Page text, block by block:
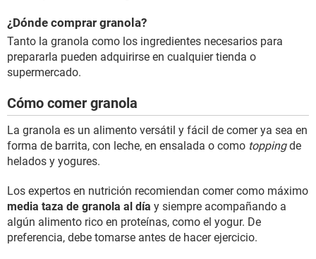
¿Dónde comprar granola?
Tanto la granola como los ingredientes necesarios para
prepararla pueden adquirirse en cualquier tienda o
supermercado.
Cómo comer granola
La granola es un alimento versátil y fácil de comer ya sea en
forma de barrita, con leche, en ensalada o como toppingde
helados y yogures.
Los expertos en nutrición recomiendan comer como máximo
media taza de granola al día y siempre acompañando a
algún alimento rico en proteínas, como el yogur. De
preferencia, debe tomarse antes de hacer ejercicio.